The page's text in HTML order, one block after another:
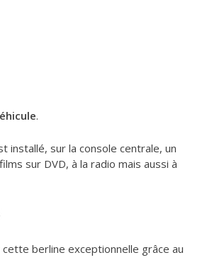
.
installé, sur la console centrale, un
sur DVD, à la radio mais aussi à
berline exceptionnelle grâce au